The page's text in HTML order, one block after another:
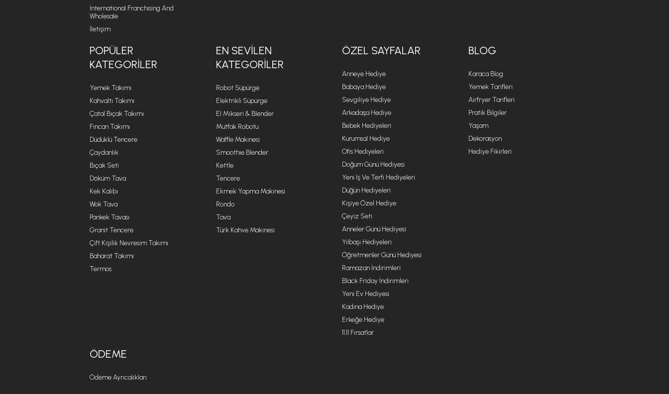
International Franchising And
Wholesale
İletişim
POPÜLER
KATEGORILER
Yemek Takımı
Kahvaltı Takımı
Çatal Bıçak Takımı
Fincan Takımı
Düdüklü Tencere
Çaydanlık
Bıçak Seti
Döküm Tava
Kek Kalıbı
Wok Tava
Pankek Tavası
Granit Tencere
Çift Kişilik Nevresim Takımı
Baharat Takımı
Termos
EN SEVILEN
KATEGORILER
Robot Süpürge
Elektrikli Süpürge
El Mikseri & Blender
Mutfak Robotu
Waffle Makinesi
Smoothie Blender
Kettle
Tencere
Ekmek Yapma Makinesi
Rondo
Tava
Türk Kahve Makinesi
ÖZEL SAYFALAR
Anneye Hediye
Babaya Hediye
Sevgiliye Hediye
Arkadaşa Hediye
Bebek Hediyeleri
Kurumsal Hediye
Ofis Hediyeleri
Doğum Günü Hediyesi
Yeni Iş Ve Terfi Hediyeleri
Düğün Hediyeleri
Kişiye Özel Hediye
Çeyiz Seti
Anneler Günü Hediyesi
Yılbaşı Hediyeleri
Öğretmenler Günü Hediyesi
Ramazan İndirimleri
Black Friday İndirimleri
Yeni Ev Hediyesi
Kadına Hediye
Erkeğe Hediye
11.11 Fırsatlar
BLOG
Karaca Blog
Yemek Tarifleri
Airfryer Tarifleri
Pratik Bilgiler
Yaşam
Dekorasyon
Hediye Fikirleri
ÖDEME
Ödeme Ayrıcalıkları